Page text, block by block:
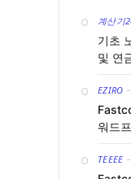
계산기
기초
및 연
EZIRO -
워드
TEEEE -